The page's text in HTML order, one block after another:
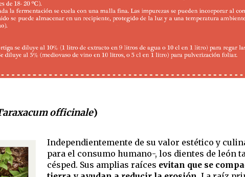
officinale)
Independientemente de su valor estético y
para el consumo humano-, los dientes de león
césped. Sus amplias raíces evitan que se